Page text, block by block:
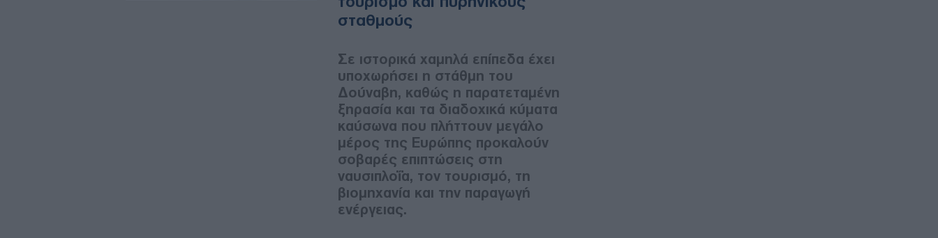
σταθμούς
Σε ιστορικά χαμηλά επίπεδα έχει
υποχωρήσει η στάθμη του
Δούναβη, καθώς η παρατεταμένη
ξηρασία και τα διαδοχικά κύματα
καύσωνα που πλήττουν μεγάλο
μέρος της Ευρώπης προκαλούν
σοβαρές επιπτώσεις στη
ναυσιπλοΐα, τον τουρισμό, τη
βιομηχανία και την παραγωγή
ενέργειας.